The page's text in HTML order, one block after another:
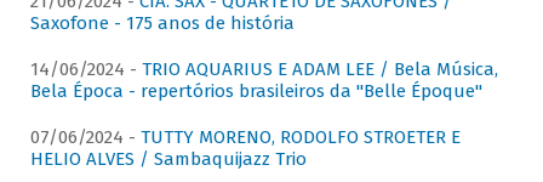
Saxofone - 175 anos de história
14/06/2024 - TRIO AQUARIUS E ADAM LEE / Bela Música,
Bela Época - repertórios brasileiros da "Belle Époque"
07/06/2024 - TUTTY MORENO, RODOLFO STROETER E
HELIO ALVES / Sambaquijazz Trio